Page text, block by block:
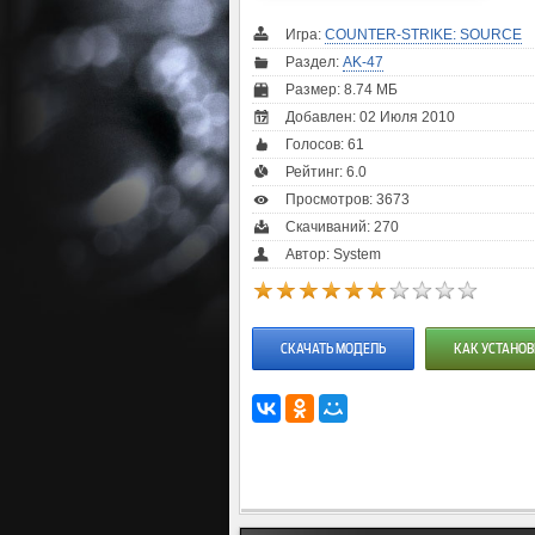
Игра: COUNTER-STRIKE: SOURCE
Раздел: AK-47
Размер: 8.74 МБ
Добавлен: 02 Июля 2010
Голосов: 61
Рейтинг: 6.0
Просмотров: 3673
Скачиваний: 270
Автор: System
СКАЧАТЬ МОДЕЛЬ КАК